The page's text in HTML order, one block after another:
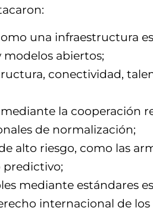
una infraestructura
abiertos;
conectividad,
la cooperación
de normalización;
alto riesgo, como las
predictivo;
mediante estándares
internacional de